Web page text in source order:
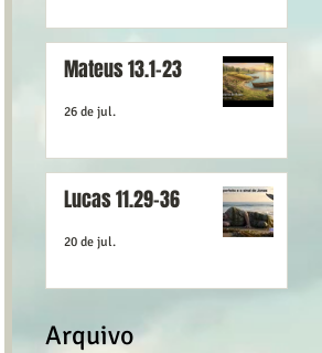
Mateus 13.1-23
26 de jul.
Lucas 11.29-36
20 de jul.
Arquivo